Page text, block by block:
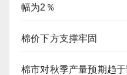
幅为2％
棉价下方支撑牢固
棉市对秋季产量预期趋